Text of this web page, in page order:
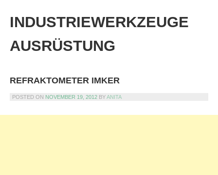
content
INDUSTRIEWERKZEUGE
AUSRÜSTUNG
REFRAKTOMETER IMKER
POSTED ON NOVEMBER 19, 2012 BYANITA